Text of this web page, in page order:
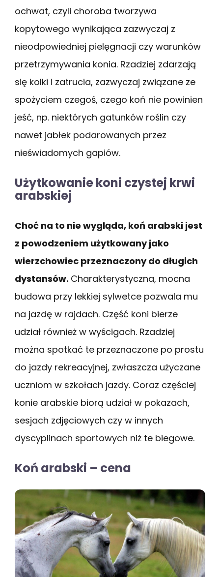
ochwat, czyli choroba tworzywa
kopytowego wynikająca zazwyczaj z
nieodpowiedniej pielęgnacji czy warunków
przetrzymywania konia. Rzadziej zdarzają
się kolki i zatrucia, zazwyczaj związane ze
spożyciem czegoś, czego koń nie powinien
jeść, np. niektórych gatunków roślin czy
nawet jabłek podarowanych przez
nieświadomych gapiów.
Użytkowanie koni czystej krwi
arabskiej
Choć na to nie wygląda, koń arabski jest
z powodzeniem użytkowany jako
wierzchowiec przeznaczony do długich
dystansów. Charakterystyczna, mocna
budowa przy lekkiej sylwetce pozwala mu
na jazdę w rajdach. Część koni bierze
udział również w wyścigach. Rzadziej
można spotkać te przeznaczone po prostu
do jazdy rekreacyjnej, zwłaszcza użyczane
uczniom w szkołach jazdy. Coraz częściej
konie arabskie biorą udział w pokazach,
sesjach zdjęciowych czy w innych
dyscyplinach sportowych niż te biegowe.
Koń arabski – cena